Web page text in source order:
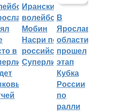
в
Иранский
волейболист
Мобин
Насри покинет
российскую
Суперлигу
В
Ярославской
области
прошел
этап
Кубка
России
по
ралли